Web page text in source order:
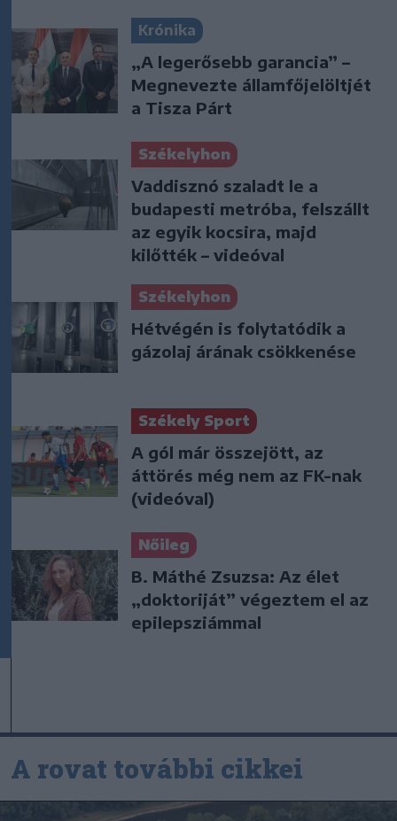
Krónika
„A legerősebb garancia” –
Megnevezte államfőjelöltjét
a Tisza Párt
Székelyhon
Vaddisznó szaladt le a
budapesti metróba, felszállt
az egyik kocsira, majd
kilőtték – videóval
Székelyhon
Hétvégén is folytatódik a
gázolaj árának csökkenése
Székely Sport
A gól már összejött, az
áttörés még nem az FK-nak
(videóval)
Nőileg
B. Máthé Zsuzsa: Az élet
„doktoriját” végeztem el az
epilepsziámmal
A rovat további cikkei